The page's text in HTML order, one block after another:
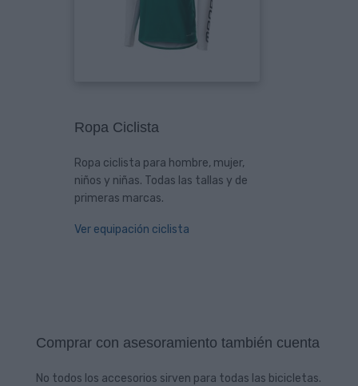
Ropa Ciclista
Ropa ciclista para hombre, mujer,
niños y niñas. Todas las tallas y de
primeras marcas.
Ver equipación ciclista
Comprar con asesoramiento también cuenta
No todos los accesorios sirven para todas las bicicletas.